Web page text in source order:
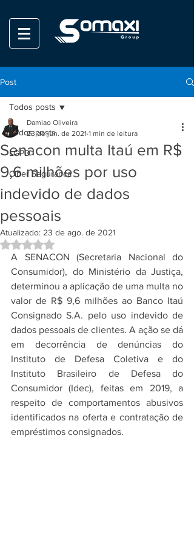
Post
Todos posts
LGPD
Ciber Seguranca
Todos posts
Senacon multa Itaú em R$
9,6 milhões por uso
indevido de dados
pessoais
Damiao Oliveira
23 de jun. de 2021 1 min de leitura
Atualizado: 23 de ago. de 2021
Avaliado com NaN de 5 estrelas.
A SENACON (Secretaria Nacional do
Consumidor), do Ministério da Justiça,
determinou a aplicação de uma multa no
valor de R$ 9,6 milhões ao Banco Itaú
Consignado S.A. pelo uso indevido de
dados pessoais de clientes. A ação se dá
em decorrência de denúncias do
Instituto de Defesa Coletiva e do
Instituto Brasileiro de Defesa do
Consumidor (Idec), feitas em 2019, a
respeito de comportamentos abusivos
identificados na oferta e contratação de
empréstimos consignados.